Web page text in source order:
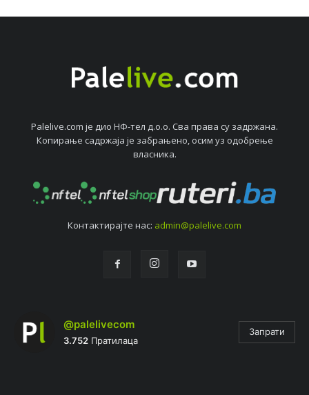
Palelive.com јe дио НФ-тeл д.о.о. Сва права су задржана.
Копирањe садржаја јe забрањeно, осим уз одобрeњe
власника.
Контактирајтe нас: admin@palelive.com
@palelivecom
3.752 Пратилаца
Запрати